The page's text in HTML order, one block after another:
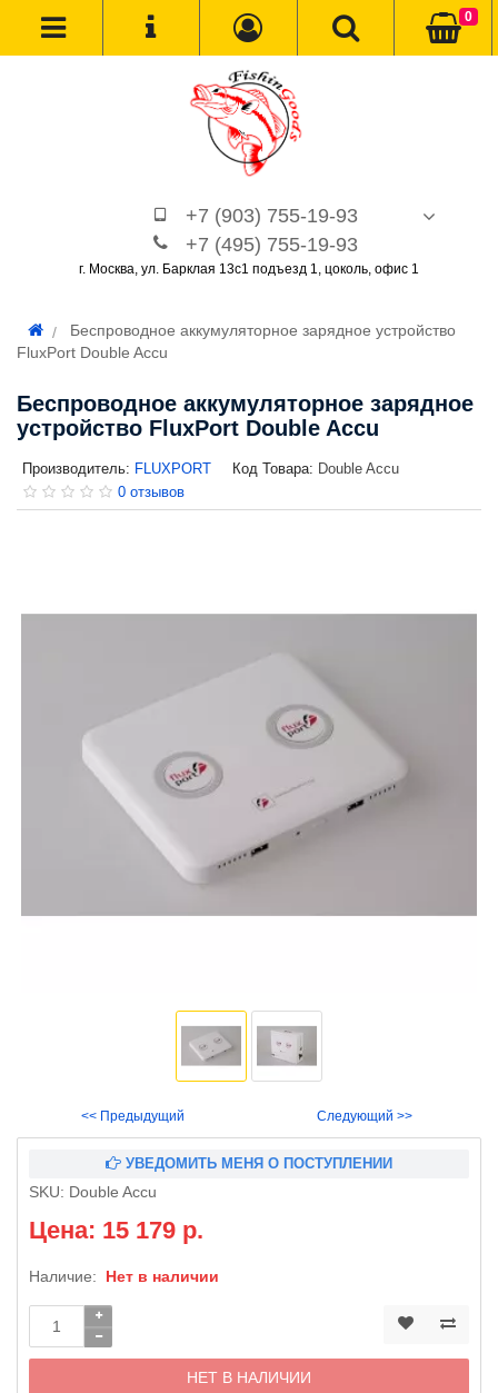
+7 (903) 755-19-93
+7 (495) 755-19-93
г. Москва, ул. Барклая 13с1 подъезд 1, цоколь, офис 1
0
Беспроводное аккумуляторное зарядное устройство
FluxPort Double Accu
Беспроводное аккумуляторное зарядное
устройство FluxPort Double Accu
Производитель: FLUXPORT Код Товара: Double Accu
0 отзывов
<< Предыдущий Следующий >>
УВЕДОМИТЬ МЕНЯ О ПОСТУПЛЕНИИ
SKU: Double Accu
Цена: 15 179 р.
Наличие: Нет в наличии
НЕТ В НАЛИЧИИ